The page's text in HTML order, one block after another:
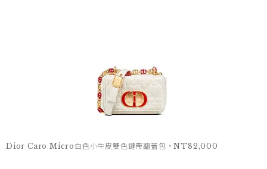
Dior Caro Micro白色小牛皮雙色鏈帶翻蓋包，NT82,000